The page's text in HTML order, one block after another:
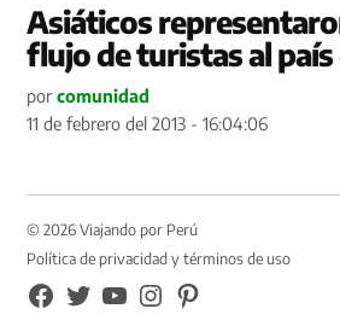
Asiáticos
flujo de turistas al país
por comunidad
11 de febrero del 2013 - 16:04:06
© 2026 Viajando por Perú
Política de privacidad y términos de uso
FB
TW YouTubeInstagramPinterest